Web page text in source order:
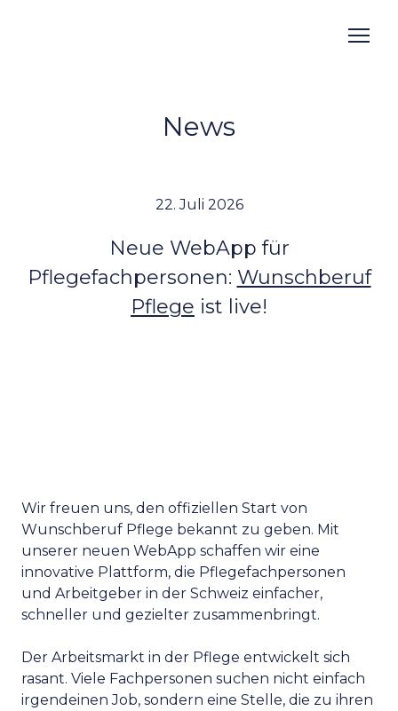
Work@Goldwyn
News
22. Juli 2026
Neue WebApp für
Pflegefachpersonen: Wunschberuf
Pflege ist live!
Wir freuen uns, den offiziellen Start von
Wunschberuf Pflege bekannt zu geben. Mit
unserer neuen WebApp schaffen wir eine
innovative Plattform, die Pflegefachpersonen
und Arbeitgeber in der Schweiz einfacher,
schneller und gezielter zusammenbringt.
Der Arbeitsmarkt in der Pflege entwickelt sich
rasant. Viele Fachpersonen suchen nicht einfach
irgendeinen Job, sondern eine Stelle, die zu ihren